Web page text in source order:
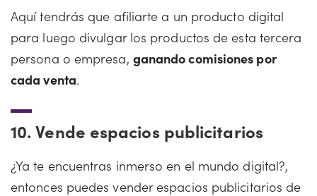
Aquí tendrás que afiliarte a un producto digital
para luego divulgar los productos de esta tercera
persona o empresa, ganando comisiones por
cada venta.
10.Vende espacios publicitarios
¿Ya te encuentras inmerso en el mundo digital?,
entonces puedes vender espacios publicitarios de